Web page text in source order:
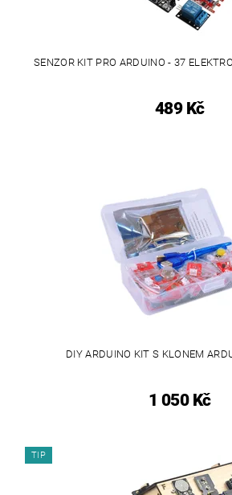
SENZOR KIT PRO ARDUINO - 37
489 Kč
DIY ARDUINO KIT S KLONEM
1 050 Kč
TIP